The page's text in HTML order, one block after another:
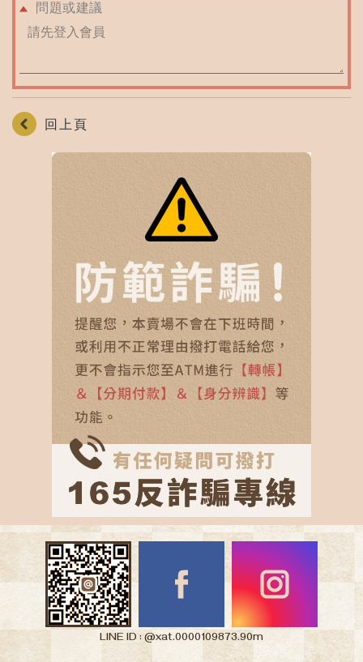
問題或建議
回上頁
LINE ID : @xat.0000109873.90m